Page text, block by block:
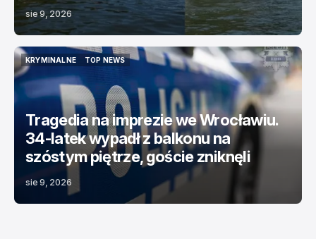
sie 9, 2026
KRYMINALNE
KRYMINALNE
TOP NEWS
Tragedia na imprezie we Wrocławiu.
34-latek wypadł z balkonu na
szóstym piętrze, goście zniknęli
sie 9, 2026